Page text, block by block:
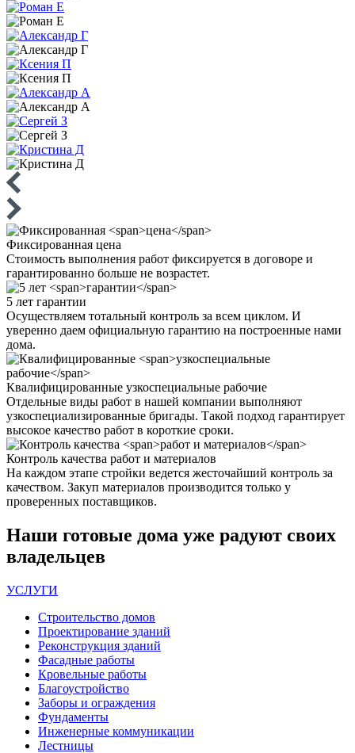
Фиксированная цена
Стоимость выполнения работ фиксируется в договоре и
гарантированно больше не возрастет.
5 лет гарантии
Осуществляем тотальный контроль за всем циклом. И
уверенно даем официальную гарантию на построенные нами
дома.
Квалифицированные узкоспециальные рабочие
Отдельные виды работ в нашей компании выполняют
узкоспециализированные бригады. Такой подход гарантирует
высокое качество работ в короткие сроки.
Контроль качества работ и материалов
На каждом этапе стройки ведется жесточайший контроль за
качеством. Закуп материалов производится только у
проверенных поставщиков.
Наши готовые дома уже радуют своих
владельцев
УСЛУГИ
Строительство домов
Проектирование зданий
Реконструкция зданий
Фасадные работы
Кровельные работы
Благоустройство
Заборы и ограждения
Фундаменты
Инженерные коммуникации
Лестницы